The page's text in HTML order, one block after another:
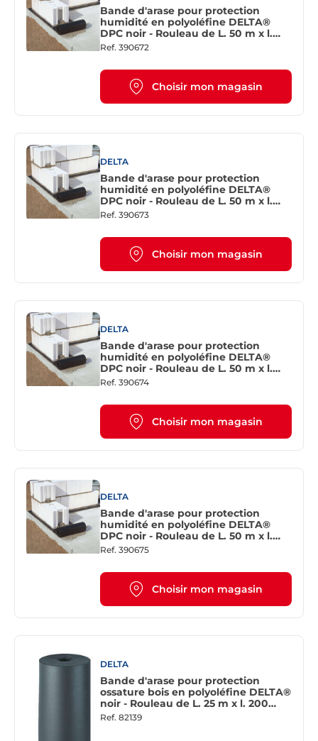
Bande d'arase pour protection
humidité en polyoléfine DELTA®
DPC noir - Rouleau de L. 50 m x l.
250 mm
Ref. 390672
Choisir mon magasin
DELTA
Bande d'arase pour protection
humidité en polyoléfine DELTA®
DPC noir - Rouleau de L. 50 m x l.
300 mm
Ref. 390673
Choisir mon magasin
DELTA
Bande d'arase pour protection
humidité en polyoléfine DELTA®
DPC noir - Rouleau de L. 50 m x l.
400 mm
Ref. 390674
Choisir mon magasin
DELTA
Bande d'arase pour protection
humidité en polyoléfine DELTA®
DPC noir - Rouleau de L. 50 m x l.
500 mm
Ref. 390675
Choisir mon magasin
DELTA
Bande d'arase pour protection
ossature bois en polyoléfine DELTA®
noir - Rouleau de L. 25 m x l. 200
mm
Ref. 82139